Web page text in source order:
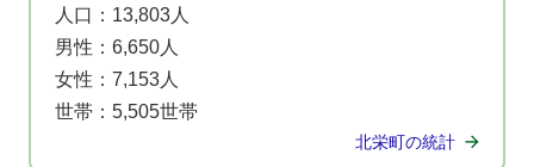
人口： 13,803人
男性： 6,650人
女性： 7,153人
世帯： 5,505世帯
北栄町の統計